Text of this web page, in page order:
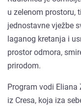
u zelenom prostoru,
jednostavne vježbe
laganog kretanja i
prostor odmora,
prirodom.
Program vodi
iz Cresa, koja iza